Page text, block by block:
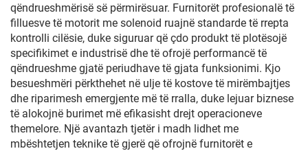
qëndrueshmërisë së përmirësuar. Furnitorët profesionalë të
filluesve të motorit me solenoid ruajnë standarde të rrepta
kontrolli cilësie, duke siguruar që çdo produkt të plotësojë
specifikimet e industrisë dhe të ofrojë performancë të
qëndrueshme gjatë periudhave të gjata funksionimi. Kjo
besueshmëri përkthehet në ulje të kostove të mirëmbajtjes
dhe riparimesh emergjente më të rralla, duke lejuar biznese
të alokojnë burimet më efikasisht drejt operacioneve
themelore. Një avantazh tjetër i madh lidhet me
mbështetjen teknike të gjerë që ofrojnë furnitorët e